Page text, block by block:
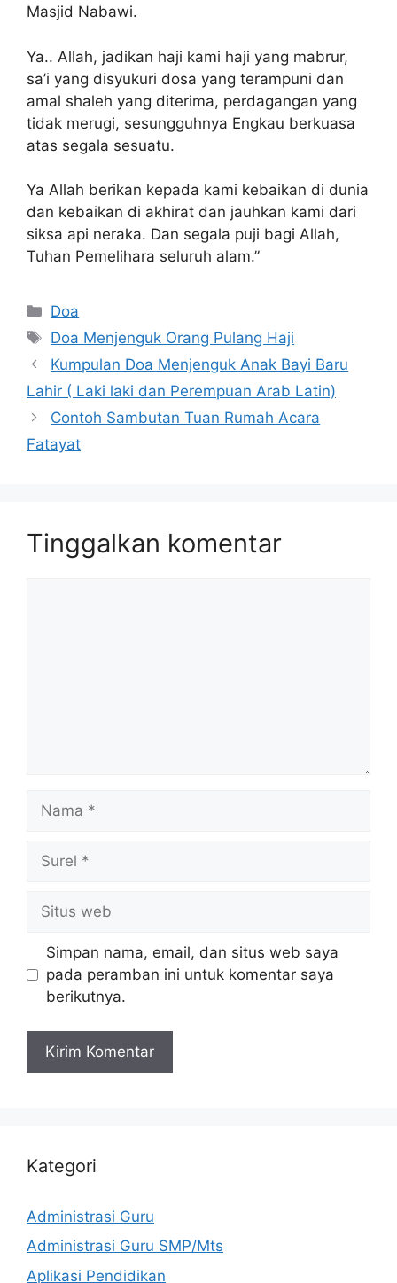
Masjid Nabawi.
Ya.. Allah, jadikan haji kami haji yang mabrur,
sa’i yang disyukuri dosa yang terampuni dan
amal shaleh yang diterima, perdagangan yang
tidak merugi, sesungguhnya Engkau berkuasa
atas segala sesuatu.
Ya Allah berikan kepada kami kebaikan di dunia
dan kebaikan di akhirat dan jauhkan kami dari
siksa api neraka. Dan segala puji bagi Allah,
Tuhan Pemelihara seluruh alam.”
Kategori
Doa
Tag
Doa Menjenguk Orang Pulang Haji
Kumpulan Doa Menjenguk Anak Bayi Baru
Lahir ( Laki laki dan Perempuan Arab Latin)
Contoh Sambutan Tuan Rumah Acara
Fatayat
Tinggalkan komentar
Nama
Surel
Situs
web
Simpan nama, email, dan situs web saya
pada peramban ini untuk komentar saya
berikutnya.
Kategori
Administrasi Guru
Administrasi Guru SMP/Mts
Aplikasi Pendidikan